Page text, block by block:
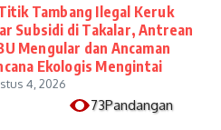
Tambang Ilegal Keruk
Subsidi di Takalar, Antrean
Mengular dan Ancaman
Ekologis Mengintai
4, 2026
73Pandangan